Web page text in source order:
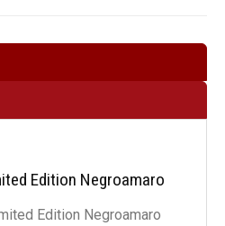
Edition Negroamaro